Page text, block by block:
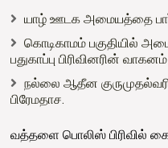
யாழ் ஊடக அமையத்தை
கொடிகாமம் பகுதியில்
பதுகாப்பு பிரிவினரின்
நல்லை ஆதீன
பிரேமதாச.
வத்தளை பொலிஸ் பிரிவில்